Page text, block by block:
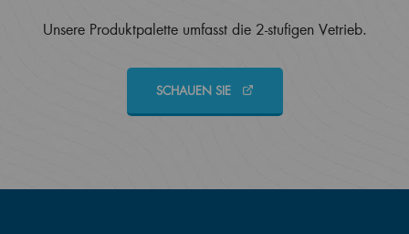
Unsere Produktpalette umfasst die 2-stufigen Vetrieb.
SCHAUEN SIE